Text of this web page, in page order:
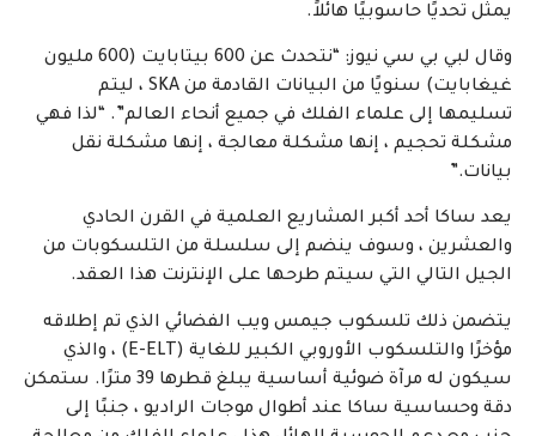
يمثل تحديًا حاسوبيًا هائلاً.
وقال لبي بي سي نيوز: “نتحدث عن 600 بيتابايت (600 مليون
غيغابايت) سنويًا من البيانات القادمة من SKA ، ليتم
تسليمها إلى علماء الفلك في جميع أنحاء العالم”. “لذا فهي
مشكلة تحجيم ، إنها مشكلة معالجة ، إنها مشكلة نقل
بيانات.”
يعد ساكا أحد أكبر المشاريع العلمية في القرن الحادي
والعشرين ، وسوف ينضم إلى سلسلة من التلسكوبات من
الجيل التالي التي سيتم طرحها على الإنترنت هذا العقد.
يتضمن ذلك تلسكوب جيمس ويب الفضائي الذي تم إطلاقه
مؤخرًا والتلسكوب الأوروبي الكبير للغاية (E-ELT) ، والذي
سيكون له مرآة ضوئية أساسية يبلغ قطرها 39 مترًا. ستمكن
دقة وحساسية ساكا عند أطوال موجات الراديو ، جنبًا إلى